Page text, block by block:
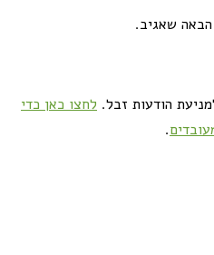
שאגיב.
הודעות זבל. לחצו כאן כדי
.